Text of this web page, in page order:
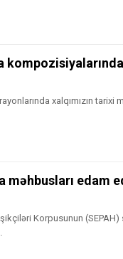
xalqımızın
məhbusları edam
Korpusunun